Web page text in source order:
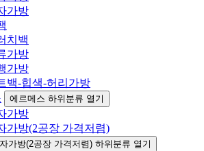
가방
치백
가방
가방
백-힙색-허리가방
에르메스 하위분류 열기
가방
가방(2공장 가격저렴)
가방(2공장 가격저렴) 하위분류 열기